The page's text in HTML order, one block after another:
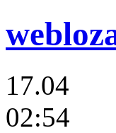
17.04
02:54